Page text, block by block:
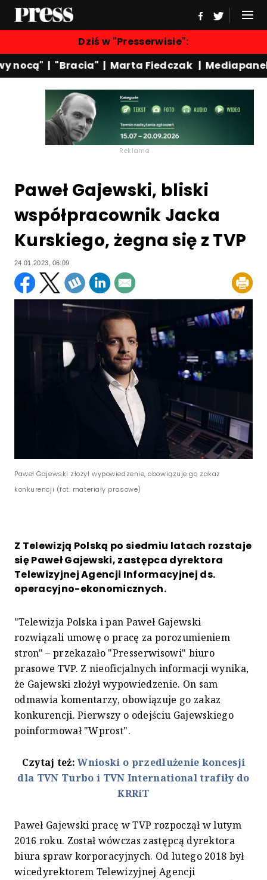
Dziś w "Presserwisie":
nocą"|"Bracia"| Marta Fiedczak|Mediapanel
Reklama
Paweł Gajewski, bliski
współpracownik Jacka
Kurskiego, żegna się z TVP
24.01.2023, 06:09
Paweł Gajewski złożył wypowiedzenie, obowiązuje go zakaz
konkurencji (fot. materiały prasowe)
Z Telewizją Polską po siedmiu latach rozstaje
się Paweł Gajewski, zastępca dyrektora
Telewizyjnej Agencji Informacyjnej ds.
operacyjno-ekonomicznych.
"Telewizja Polska i pan Paweł Gajewski
rozwiązali umowę o pracę za porozumieniem
stron" – przekazało "Presserwisowi" biuro
prasowe TVP. Z nieoficjalnych informacji wynika,
że Gajewski złożył wypowiedzenie. On sam
odmawia komentarzy, obowiązuje go zakaz
konkurencji. Pierwszy o odejściu Gajewskiego
poinformował "Wprost".
Czytaj też:Wnioski o przedłużenie koncesji
dla TVN Turbo i TVN International trafiły do
KRRiT
Paweł Gajewski pracę w TVP rozpoczął w lutym
2016 roku. Został wówczas zastępcą dyrektora
biura spraw korporacyjnych. Od lutego 2018 był
wicedyrektorem Telewizyjnej Agencji